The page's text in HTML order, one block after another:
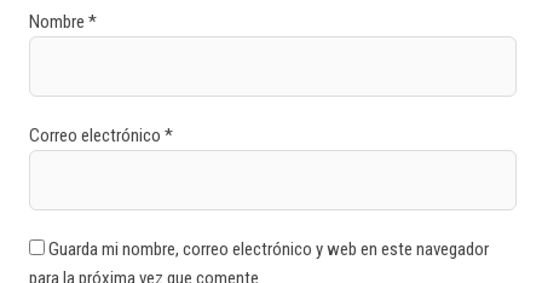
Nombre *
Correo electrónico *
Guarda mi nombre, correo electrónico y web en este navegador
para la próxima vez que comente.